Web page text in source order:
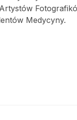
Medycyny.